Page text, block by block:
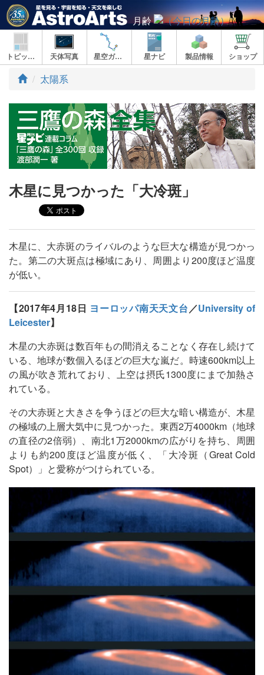
月齢
トピックス 天体写真 星空ガイド 星ナビ 製品情報 ショップ
ト
プ
太陽系
木星に見つかった「大冷斑」
木星に、大赤斑のライバルのような巨大な構造が見つかっ
た。第二の大斑点は極域にあり、周囲より200度ほど温度
が低い。
【2017年4月18日 ヨーロッパ南天天文台／University of
Leicester】
木星の大赤斑は数百年もの間消えることなく存在し続けて
いる、地球が数個入るほどの巨大な嵐だ。時速600km以上
の風が吹き荒れており、上空は摂氏1300度にまで加熱さ
れている。
その大赤斑と大きさを争うほどの巨大な暗い構造が、木星
の極域の上層大気中に見つかった。東西2万4000km（地球
の直径の2倍弱）、南北1万2000kmの広がりを持ち、周囲
よりも約200度ほど温度が低く、「大冷斑（Great Cold
Spot）」と愛称がつけられている。